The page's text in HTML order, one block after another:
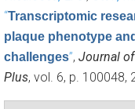
“Transcriptomic
plaque phenotype
challenges”, Journal
Plus, vol. 6, p. 100048,